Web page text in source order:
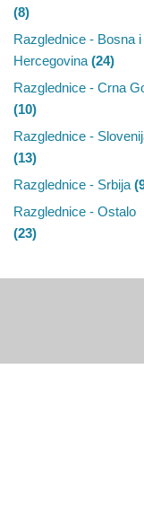
(8)
Razglednice - Bosna i
Hercegovina (24)
Razglednice - Crna
(10)
Razglednice -
(13)
Razglednice - Srbija
Razglednice - Ostalo
(23)